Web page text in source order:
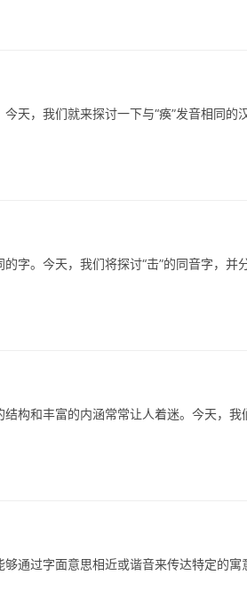
，我们就来探讨一下与“痪”发音相同的
。今天，我们将探讨“击”的同音字，并
和丰富的内涵常常让人着迷。今天，我
过字面意思相近或谐音来传达特定的寓